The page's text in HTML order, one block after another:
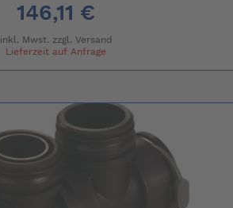
146,11 €
inkl. Mwst. zzgl. Versand
Lieferzeit auf Anfrage